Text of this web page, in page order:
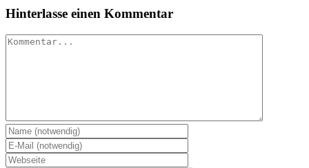
Hinterlasse einen Kommentar
Kommentar